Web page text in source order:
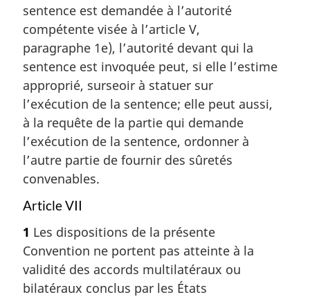
sentence est demandée à l’autorité
compétente visée à l’article V,
paragraphe 1e), l’autorité devant qui la
sentence est invoquée peut, si elle l’estime
approprié, surseoir à statuer sur
l’exécution de la sentence; elle peut aussi,
à la requête de la partie qui demande
l’exécution de la sentence, ordonner à
l’autre partie de fournir des sûretés
convenables.
Article VII
1 Les dispositions de la présente
Convention ne portent pas atteinte à la
validité des accords multilatéraux ou
bilatéraux conclus par les États